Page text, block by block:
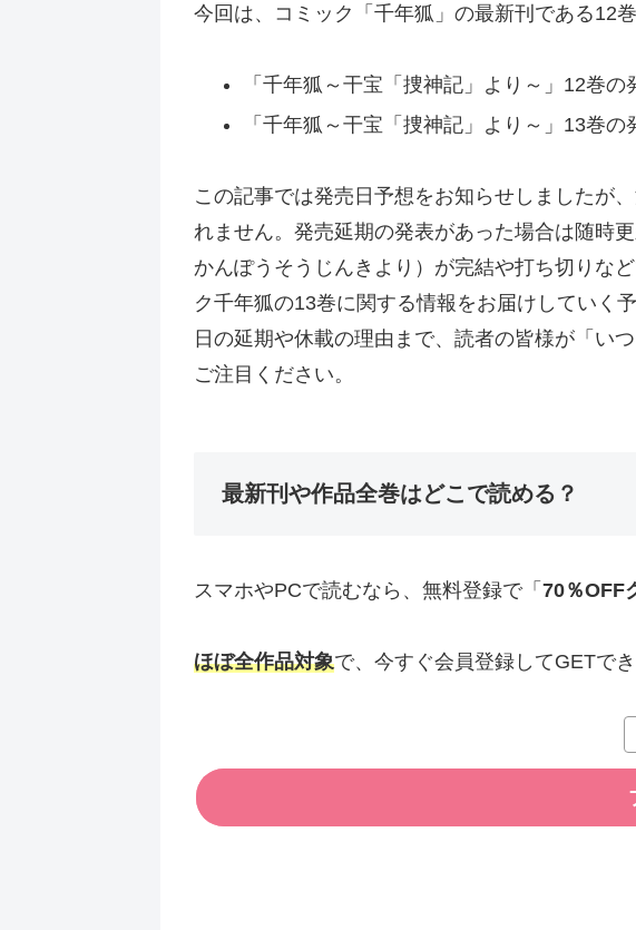
今回は、コミック「千年狐」の最新刊である12
「千年狐～干宝「捜神記」より～」12巻
「千年狐～干宝「捜神記」より～」13巻
この記事では発売日予想をお知らせしましたが
れません。発売延期の発表があった場合は随時
かんぽうそうじんきより）が完結や打ち切りな
ク千年狐の13巻に関する情報をお届けしていく
日の延期や休載の理由まで、読者の皆様が「い
ご注目ください。
最新刊や作品全巻はどこで読める？
スマホやPCで読むなら、無料登録で「 70％OFF
ほぼ全作品対象で、今すぐ会員登録してGETでき